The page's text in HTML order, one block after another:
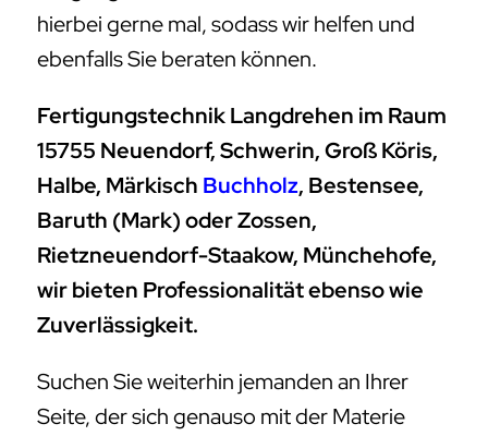
hierbei gerne mal, sodass wir helfen und
ebenfalls Sie beraten können.
Fertigungstechnik Langdrehen im Raum
15755 Neuendorf, Schwerin, Groß Köris,
Halbe, Märkisch Buchholz, Bestensee,
Baruth (Mark) oder Zossen,
Rietzneuendorf-Staakow, Münchehofe,
wir bieten Professionalität ebenso wie
Zuverlässigkeit.
Suchen Sie weiterhin jemanden an Ihrer
Seite, der sich genauso mit der Materie